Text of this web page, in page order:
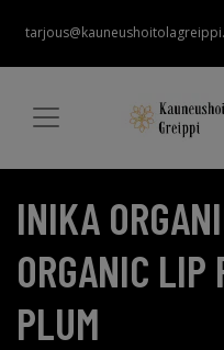
INIKA
ORGANIC LIP
PLUM